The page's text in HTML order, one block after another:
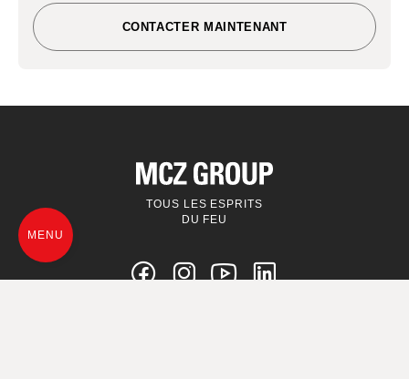
CONTACTER MAINTENANT
TOUS LES ESPRITS
DU FEU
MENU